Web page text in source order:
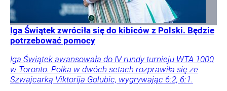
Iga Świątek zwróciła się do kibiców z Polski. Będzie
potrzebować pomocy
Iga Świątek awansowała do IV rundy turnieju WTA 1000
w Toronto. Polka w dwóch setach rozprawiła się ze
Szwajcarką Viktorija Golubic, wygrywając 6:2, 6:1.